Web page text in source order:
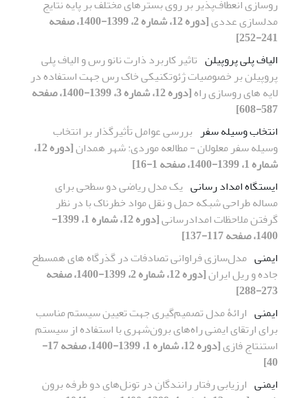
روسازی انعطاف‌پذیر بر روی بسترهای مختلف بر پایه نتایج
مدلسازی عددی
[دوره 12، شماره 2، 1399-1400، صفحه
241-252]
الیاف پلی پروپیلن تاثیر کاربرد ذارت نانو رس و الیاف پلی
پروپیلن بر خصوصیات ژئوتکنیکی خاک رس جهت استفاده در
لایه های روسازی راه
[دوره 12، شماره 3، 1399-1400، صفحه
587-608]
انتخاب وسیله سفر بررسی عوامل تأثیرگذار بر انتخاب
وسیله سفر معلولان - مطالعه موردی: شهر همدان
[دوره 12،
شماره 1، 1399-1400، صفحه 1-16]
ایستگاه امداد رسانی یک مدل ریاضی دو سطحی برای
مساله طراحی شبکه حمل و نقل مواد خطرناک با در نظر
گرفتن ملاحظات امدادرسانی
[دوره 12، شماره 1، 1399-
1400، صفحه 117-137]
ایمنی مدل‌سازی فراوانی تصادفات در گذرگاه های همسطح
جاده و ریل ایران
[دوره 12، شماره 2، 1399-1400، صفحه
273-288]
ایمنی ارائۀ مدل تصمیم‌گیری جهت تعیین سیستم مناسب
برای ارتقای ایمنی راه‌های برون‌شهری با استفاده از سیستم
استنتاج فازی
[دوره 12، شماره 1، 1399-1400، صفحه 17-
40]
ایمنی ارزیابی رفتار رانندگان در تونل‌های دو طرفه برون